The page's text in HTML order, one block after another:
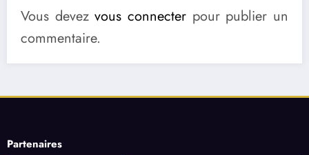
Vous devezvous connecter pour publier un
commentaire.
Partenaires